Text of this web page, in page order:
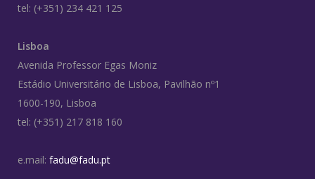
tel: (+351) 234 421 125
Lisboa
Avenida Professor Egas Moniz
Estádio Universitário de Lisboa, Pavilhão nº1
1600-190, Lisboa
tel: (+351) 217 818 160
e.mail: fadu@fadu.pt